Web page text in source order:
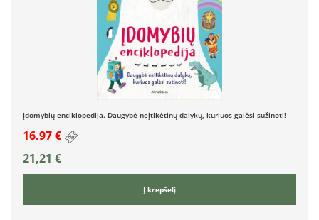
Įdomybių enciklopedija. Daugybė neįtikėtinų dalykų, kuriuos galėsi sužinoti!
16.97 €
21,21 €
Į krepšelį